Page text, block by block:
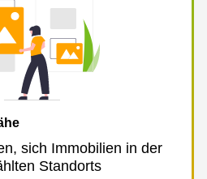
sich Immobilien in der
Standorts